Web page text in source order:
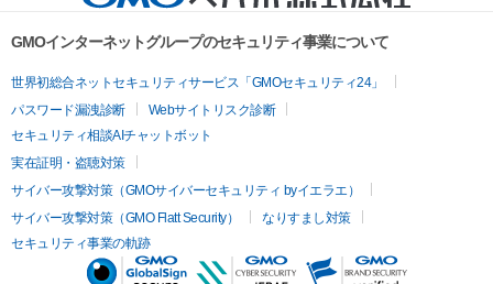
GMOインターネットグループのセキュリティ事業について
世界初総合ネットセキュリティサービス「GMOセキュリティ24」
パスワード漏洩診断
Webサイトリスク診断
セキュリティ相談AIチャットボット
実在証明・盗聴対策
サイバー攻撃対策（GMOサイバーセキュリティ byイエラエ）
サイバー攻撃対策（GMO Flatt Security）
なりすまし対策
セキュリティ事業の軌跡